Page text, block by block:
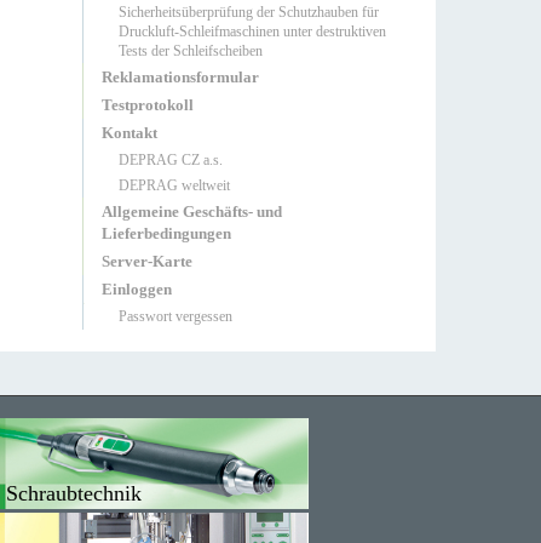
Sicherheitsüberprüfung der Schutzhauben für
Druckluft-Schleifmaschinen unter destruktiven
Tests der Schleifscheiben
Reklamationsformular
Testprotokoll
Kontakt
DEPRAG CZ a.s.
DEPRAG weltweit
Allgemeine Geschäfts- und
Lieferbedingungen
Server-Karte
Einloggen
Passwort vergessen
Schraubtechnik